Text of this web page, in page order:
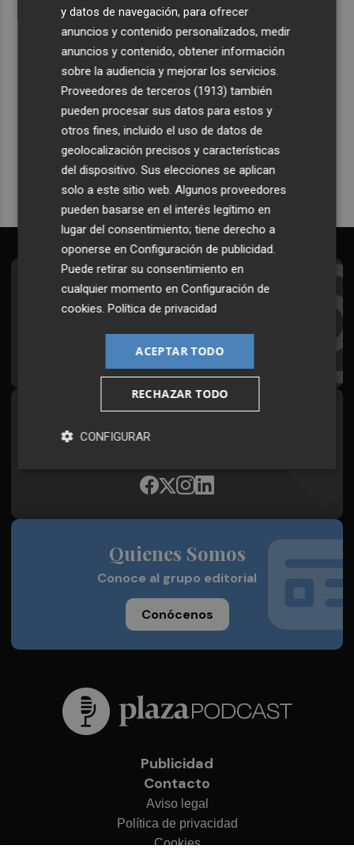
Recibe toda la actualidad de
Plaza Podcast en tu correo
Quiero suscribirme
Suscríbete al Boletín
Todos los días a primera hora en tu email
¡Quiero suscribirme!
Plaza Podcast, desde cualquier medio
Quienes Somos
Conoce al grupo editorial
Conócenos
Publicidad
Contacto
Aviso legal
Política de privacidad
Cookies
y datos de navegación, para ofrecer
anuncios y contenido personalizados, medir
anuncios y contenido, obtener información
sobre la audiencia y mejorar los servicios.
Proveedores de terceros (1913) también
pueden procesar sus datos para estos y
otros fines, incluido el uso de datos de
geolocalización precisos y características
del dispositivo. Sus elecciones se aplican
solo a este sitio web. Algunos proveedores
pueden basarse en el interés legítimo en
lugar del consentimiento; tiene derecho a
oponerse enConfiguración de publicidad
Puede retirar su consentimiento en
cualquier momento enConfiguración de
cookies .Política de privacidad
ACEPTAR TODO
RECHAZAR TODO
CONFIGURAR